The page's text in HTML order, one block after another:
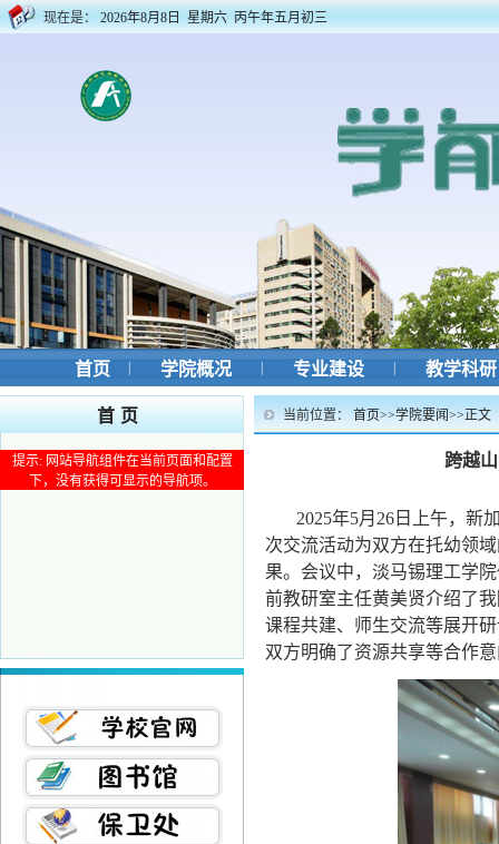
现在是： 2026年8月8日 星期六 丙午年五月初三
首页 学院概况 专业建设 教学科
首页
提示: 网站导航组件在当前页面和配置
下，没有获得可显示的导航项。
当前位置： 首页>>学院要闻>>正文
跨越
2025年5月 26 日上午，新
次交流活动为双方在托幼领
果。会议中，淡马锡理工学
前教研室主任黄美贤介绍了
课程共建、师生交流等展开
双方明确了资源共享等合作